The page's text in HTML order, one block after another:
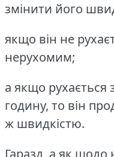
змінити його
якщо він не
нерухомим;
а якщо рухається
годину, то він
ж швидкістю.